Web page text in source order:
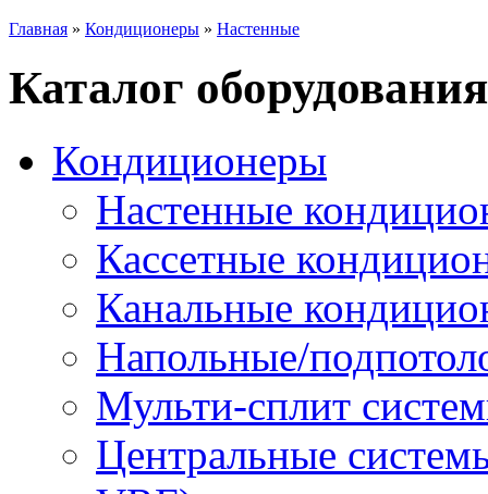
Главная » Кондиционеры » Настенные
Каталог оборудования
Кондиционеры
Настенные
Кассетные
Канальные
Напольные/
Мульти-сплит
Центральные